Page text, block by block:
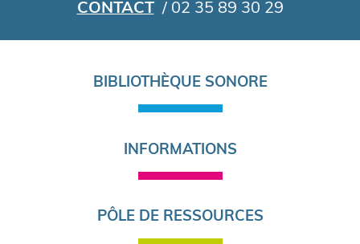
CONTACT / 02 35 89 30 29
BIBLIOTHÈQUE SONORE
INFORMATIONS
PÔLE DE RESSOURCES